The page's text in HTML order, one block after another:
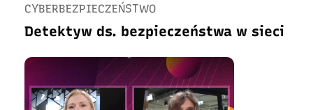
CYBERBEZPIECZEŃSTWO
Detektyw ds. bezpieczeństwa w sieci